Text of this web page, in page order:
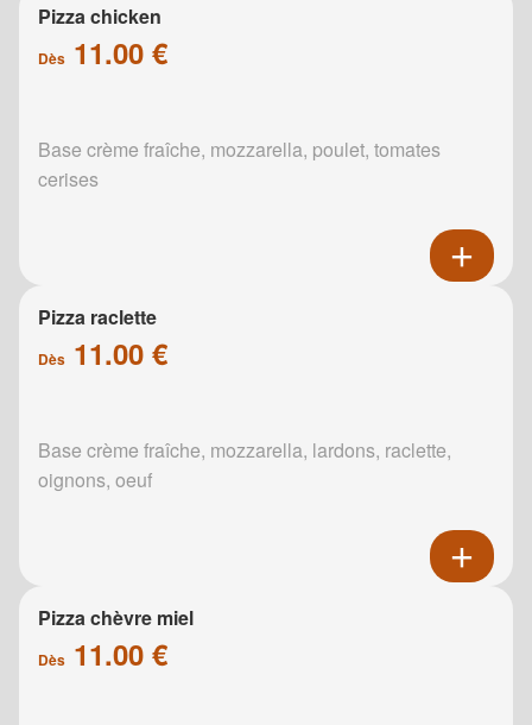
Pizza chicken
Dès 11.00 €
Base crème fraîche, mozzarella, poulet, tomates
cerises
Pizza raclette
Dès 11.00 €
Base crème fraîche, mozzarella, lardons, raclette,
oignons, oeuf
Pizza chèvre miel
Dès 11.00 €